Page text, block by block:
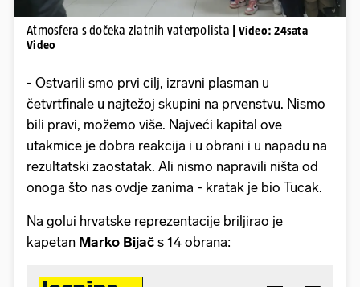
Atmosfera s dočeka zlatnih vaterpolista
| Video: 24sata
Video
- Ostvarili smo prvi cilj, izravni plasman u
četvrtfinale u najtežoj skupini na prvenstvu. Nismo
bili pravi, možemo više. Najveći kapital ove
utakmice je dobra reakcija i u obrani i u napadu na
rezultatski zaostatak. Ali nismo napravili ništa od
onoga što nas ovdje zanima - kratak je bio Tucak.
Na golui hrvatske reprezentacije briljirao je
kapetan Marko Bijač s 14 obrana: